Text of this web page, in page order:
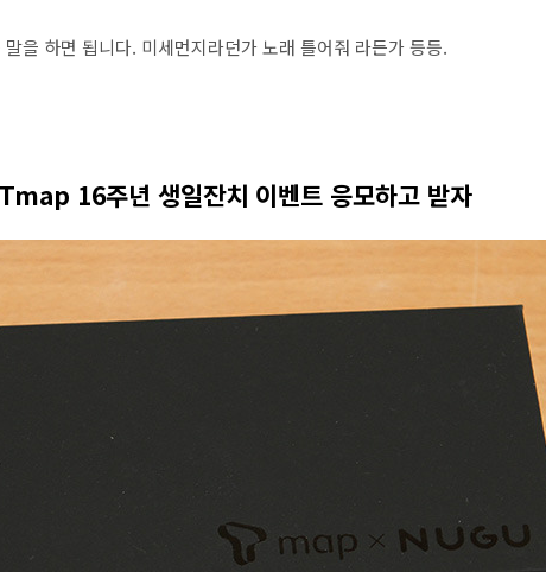
을 하면 됩니다. 미세먼지라던가 노래 틀어줘 라든가 등등.
16주년 생일잔치 이벤트 응모하고 받자